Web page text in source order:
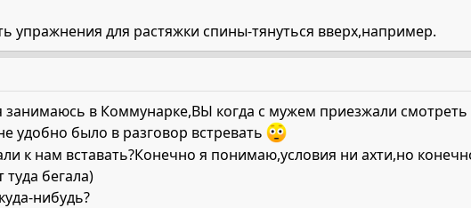
упражнения для растяжки спины-тянуться вверх,например.
занимаюсь в Коммунарке,ВЫ когда с мужем приезжали
удобно было в разговор встревать
к нам вставать?Конечно я понимаю,условия ни ахти,но
бегала)
нибудь?